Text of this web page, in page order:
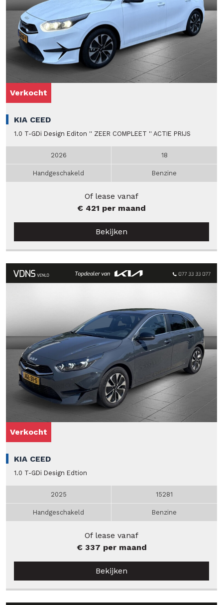
Verkocht
KIA CEED
1.0 T-GDi Design Editon '' ZEER COMPLEET '' ACTIE PRIJS
2026 18
Handgeschakeld Benzine
Of lease vanaf
€ 421 per maand
Bekijken
Verkocht
Verkocht
KIA CEED
1.0 T-GDi Design Edtion
2025 15281
Handgeschakeld Benzine
Of lease vanaf
€ 337 per maand
Bekijken